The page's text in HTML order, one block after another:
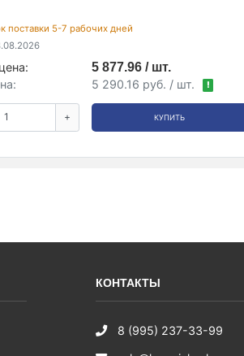
поставки 5-7 рабочих дней
5 877.96 / шт.
5 290.16 руб. / шт. !
+ КУПИТЬ
КОНТАКТЫ
8 (995) 237-33-99